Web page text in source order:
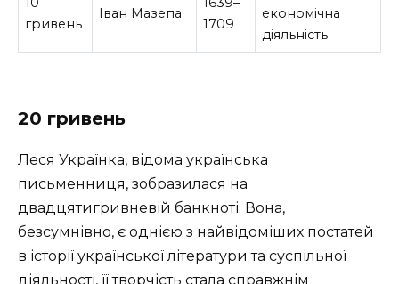
гривень
Іван Мазепа
1709
економічна
діяльність
20 гривень
Леся Українка, відома українська
письменниця, зобразилася на
двадцятигривневій банкноті. Вона,
безсумнівно, є однією з найвідоміших постатей
в історії української літератури та суспільної
діяльності, її творчість стала справжнім